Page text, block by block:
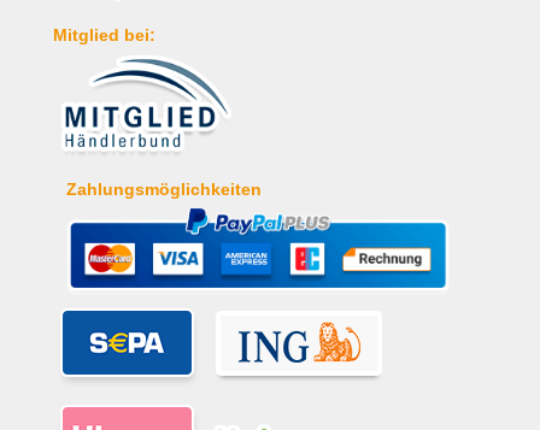
Mitglied bei:
Zahlungsmöglichkeiten